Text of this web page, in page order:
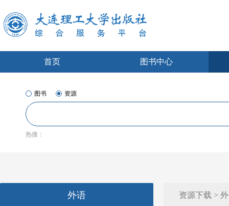
首页 图书中心
图书 资源
热搜：
外语 资源下载 >